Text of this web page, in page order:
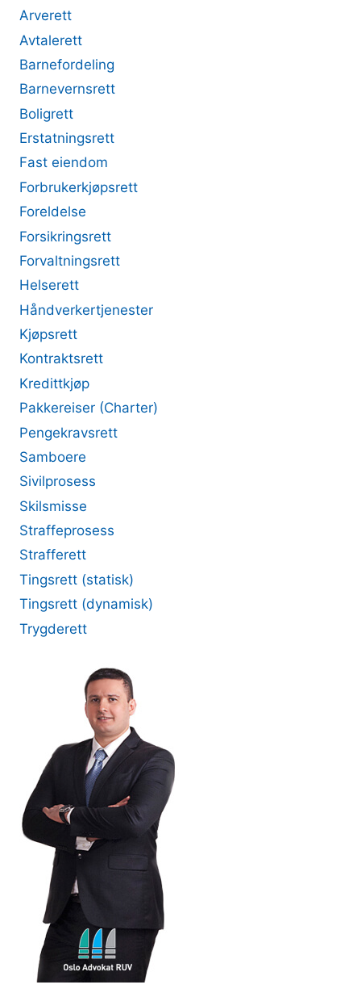
Arverett
Avtalerett
Barnefordeling
Barnevernsrett
Boligrett
Erstatningsrett
Fast eiendom
Forbrukerkjøpsrett
Foreldelse
Forsikringsrett
Forvaltningsrett
Helserett
Håndverkertjenester
Kjøpsrett
Kontraktsrett
Kredittkjøp
Pakkereiser (Charter)
Pengekravsrett
Samboere
Sivilprosess
Skilsmisse
Straffeprosess
Strafferett
Tingsrett (statisk)
Tingsrett (dynamisk)
Trygderett